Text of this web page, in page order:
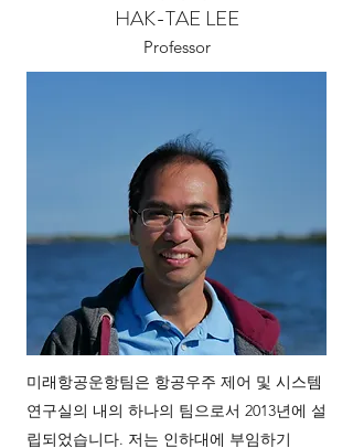
HAK-TAE LEE
Professor
미래항공운항팀은 항공우주 제어 및 시스템
연구실의 내의 하나의 팀으로서 2013년에 설
립되었습니다. 저는 인하대에 부임하기